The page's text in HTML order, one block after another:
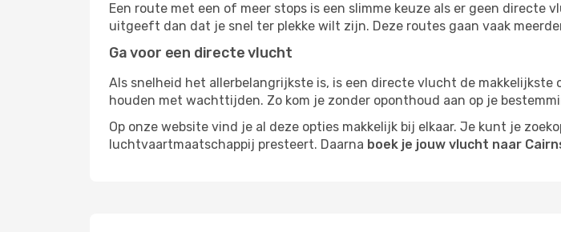
Een route met een of meer stops is een slimme keuze als er geen
uitgeeft dan dat je snel ter plekke wilt zijn. Deze routes gaan vaak
Ga voor een directe vlucht
Als snelheid het allerbelangrijkste is, is een directe vlucht de
houden met wachttijden. Zo kom je zonder oponthoud aan op je
Op onze website vind je al deze opties makkelijk bij elkaar. Je kunt je
luchtvaartmaatschappij presteert. Daarna boek je jouw vlucht naar